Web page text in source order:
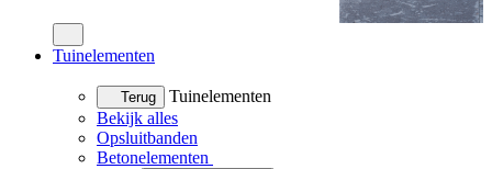
Tuinelementen
Terug
Tuinelementen
Bekijk alles
Opsluitbanden
Betonelementen